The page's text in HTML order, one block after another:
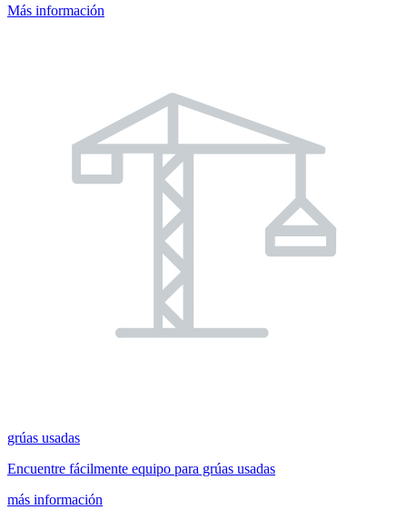
Más información
grúas usadas
Encuentre fácilmente equipo para grúas usadas
más información